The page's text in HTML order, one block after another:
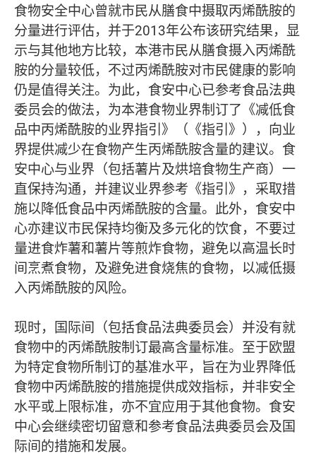
食物安全中心曾就市民从膳食中摄取丙烯酰胺的
分量进行评估，并于2013年公布该研究结果，显
示与其他地方比较，本港市民从膳食摄入丙烯酰
胺的分量较低，不过丙烯酰胺对市民健康的影响
仍是值得关注。为此，食安中心已参考食品法典
委员会的做法，为本港食物业界制订了《减低食
品中丙烯酰胺的业界指引》（《指引》），向业
界提供减少在食物产生丙烯酰胺含量的建议。食
安中心与业界（包括薯片及烘培食物生产商）一
直保持沟通，并建议业界参考《指引》，采取措
施以降低食品中丙烯酰胺的含量。此外，食安中
心亦建议市民保持均衡及多元化的饮食，不要过
量进食炸薯和薯片等煎炸食物，避免以高温长时
间烹煮食物，及避免进食烧焦的食物，以减低摄
入丙烯酰胺的风险。
现时，国际间（包括食品法典委员会）并没有就
食物中的丙烯酰胺制订最高含量标准。至于欧盟
为特定食物所制订的基准水平，旨在为业界降低
食物中丙烯酰胺的措施提供成效指标，并非安全
水平或上限标准，亦不宜应用于其他食物。食安
中心会继续密切留意和参考食品法典委员会及国
际间的措施和发展。